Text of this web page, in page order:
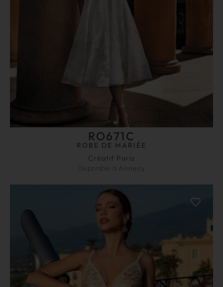
RO671C
ROBE DE MARIÉE
Créatif Paris
Disponible à Annecy